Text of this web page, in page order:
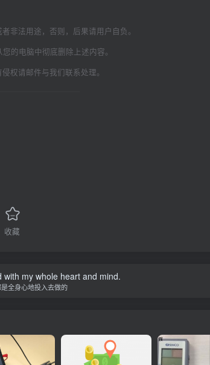
非法用途，否则，后果请用户自负。
的电脑中彻底删除上述内容。
权请邮件与我们联系处理。
收藏
my whole heart and mind.
全身心地投入去做的